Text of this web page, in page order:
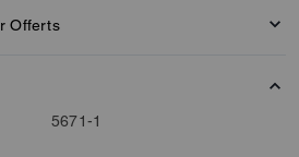
Offerts
5671-1